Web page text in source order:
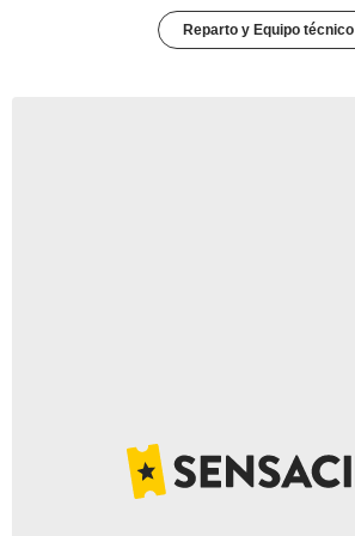
Reparto y Equipo técnico